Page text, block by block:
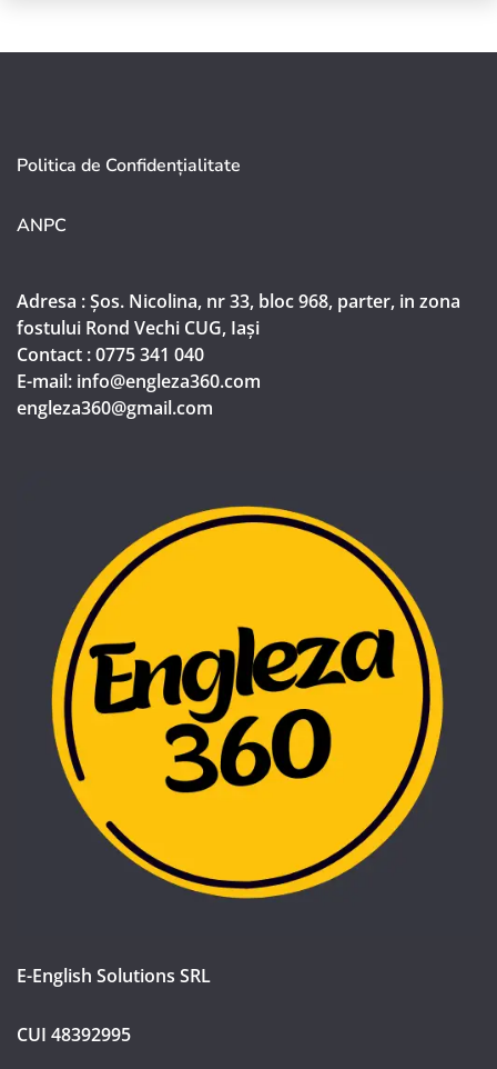
Politica de Confidențialitate
ANPC
Adresa : Șos. Nicolina, nr 33, bloc 968, parter, in zona
fostului Rond Vechi CUG, Iași
Contact : 0775 341 040
E-mail: info@engleza360.com​
engleza360@gmail.com​
E-English Solutions SRL
CUI 48392995